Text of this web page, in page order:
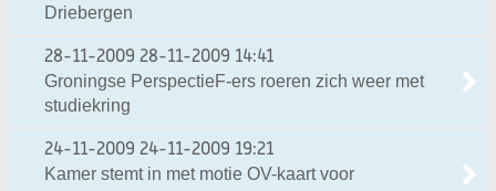
Driebergen
28-11-2009 28-11-2009 14:41
Groningse PerspectieF-ers roeren zich weer met
studiekring
24-11-2009 24-11-2009 19:21
Kamer stemt in met motie OV-kaart voor